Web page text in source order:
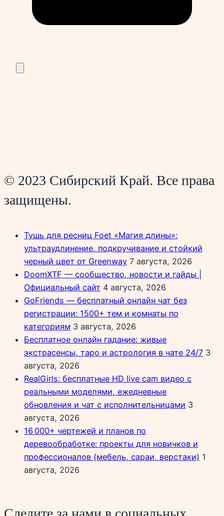
© 2023 Сибирский Край. Все права
защищены.
Тушь для ресниц Foet «Магия длины»:
ультраудлинение, подкручивание и стойкий
черный цвет от Greenway 7 августа, 2026
DoomXTF — сообщество, новости и гайды |
Официальный сайт 4 августа, 2026
GoFriends — бесплатный онлайн чат без
регистрации: 1500+ тем и комнаты по
категориям 3 августа, 2026
Бесплатное онлайн гадание: живые
экстрасенсы, таро и астрология в чате 24/7 3
августа, 2026
RealGirls: бесплатные HD live cam видео с
реальными моделями, ежедневные
обновления и чат с исполнительницами 3
августа, 2026
16 000+ чертежей и планов по
деревообработке: проекты для новичков и
профессионалов (мебель, сараи, верстаки) 1
августа, 2026